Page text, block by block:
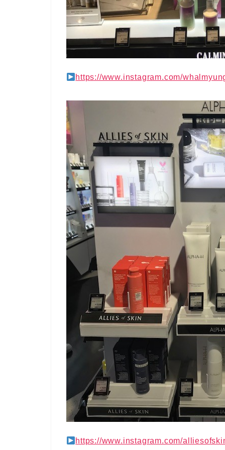
https://www.instagram.com/
https://www.instagram.com/